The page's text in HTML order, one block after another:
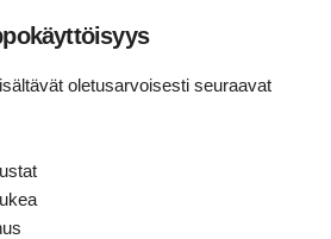
oletusarvoisesti seuraavat